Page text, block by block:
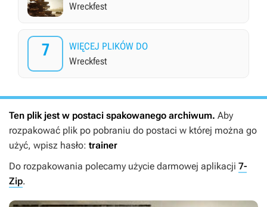
Wreckfest
7
WIĘCEJ PLIKÓW DO
Wreckfest
Ten plik jest w postaci spakowanego archiwum. Aby
rozpakować plik po pobraniu do postaci w której można go
użyć, wpisz hasło: trainer
Do rozpakowania polecamy użycie darmowej aplikacji 7-
Zip.